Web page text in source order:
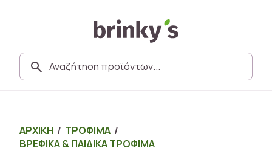
ΑΡΧΙΚΗ / ΤΡΟΦΙΜΑ /
ΒΡΕΦΙΚΑ & ΠΑΙΔΙΚΑ ΤΡΟΦΙΜΑ